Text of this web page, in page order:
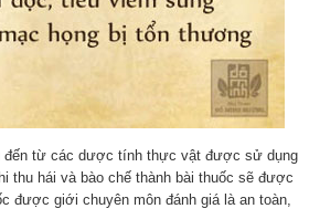
đến từ các dược tính thực vật được sử dụng
thu hái và bào chế thành bài thuốc sẽ được
được giới chuyên môn đánh giá là an toàn,